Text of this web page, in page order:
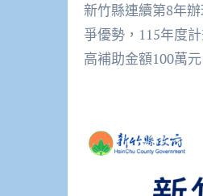
新竹縣連續第8年
爭優勢，115年度
高補助金額100萬元